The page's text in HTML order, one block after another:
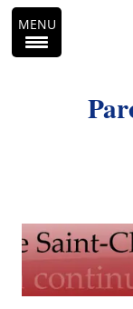
MENU